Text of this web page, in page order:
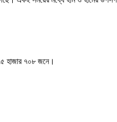
হাজার ৭০৮ জনে।